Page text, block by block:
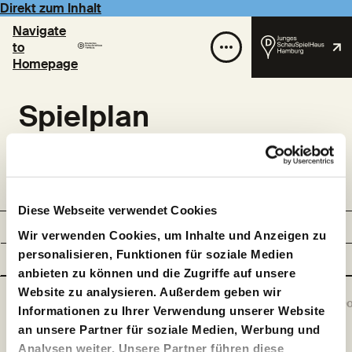
Diese Webseite verwendet Cookies
Wir verwenden Cookies, um Inhalte und Anzeigen zu
personalisieren, Funktionen für soziale Medien
anbieten zu können und die Zugriffe auf unsere
Website zu analysieren. Außerdem geben wir
Informationen zu Ihrer Verwendung unserer Website
an unsere Partner für soziale Medien, Werbung und
Analysen weiter. Unsere Partner führen diese
Direkt zum Inhalt
Navigate
to
Homepage
Spielplan
Der Vorverkauf startet in der Regel am letzten Freitag
eines Monats um 12.00 Uhr für den übernächsten Monat.
Vorheriges
auswählen
auswählen
Zum Spielplan des Jungen SchauSpielHaus
So 01 02 03 04